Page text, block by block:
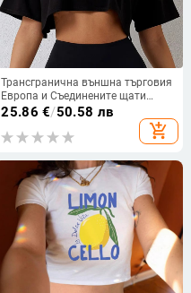
Трансгранична външна търговия
Европа и Съединените щати
лятна нова плътна цветна кръгла
яка Amazon за свободно време
спортна къса тениска с къс
25.86 €/50.58 лв
add_shopping_cart